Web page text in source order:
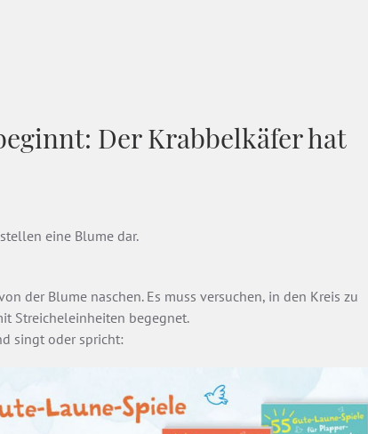
Der Krabbelkäfer hat
eine Blume dar.
der Blume naschen. Es muss versuchen, in den Kreis zu
Streicheleinheiten begegnet.
singt oder spricht: